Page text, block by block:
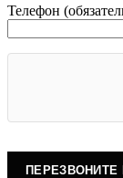
Телефон